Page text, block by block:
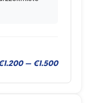
– €1.500